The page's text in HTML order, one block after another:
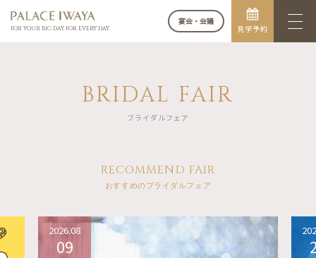
FOR YOUR BIG DAY. FOR EVERY DAY.
宴会・会議
見学予約
BRIDAL FAIR
ブライダルフェア
RECOMMEND FAIR
おすすめのブライダルフェア
2026.08
09